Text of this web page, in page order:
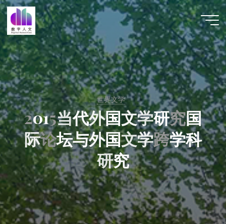
跳
内
容
数字人
文 |
DHCN
世界文学
2015当代外 外
国
国 文学
学 研 研
究国
际
际 论坛与外国文学跨学科
研究